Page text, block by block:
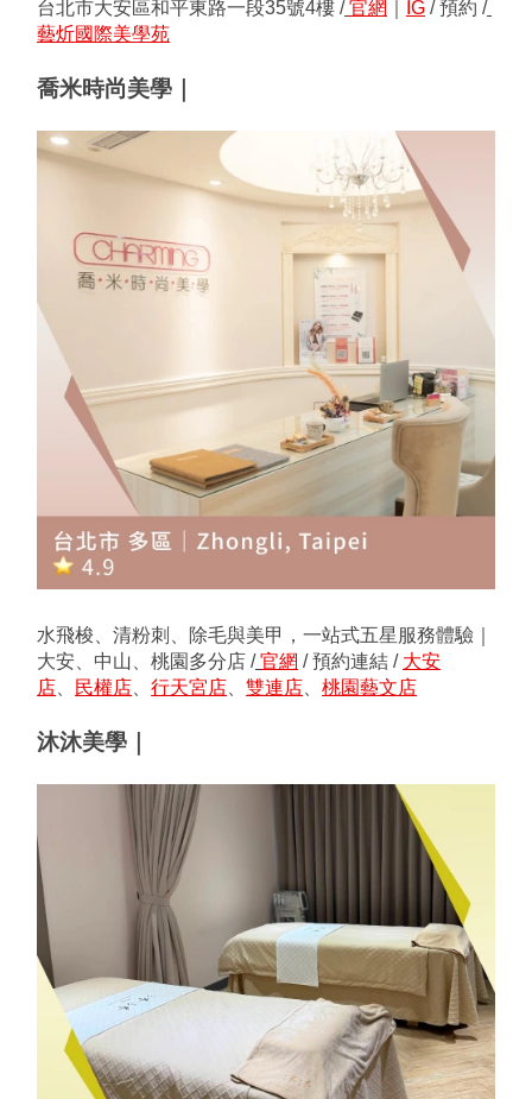
台北市大安區和平東路一段35號4樓 / 官網 IG / 預約 /
藝炘國際美學苑
喬米時尚美學｜
水飛梭、清粉刺、除毛與美甲，一站式五星服務體驗｜
大安、中山、桃園多分店 / 官網 / 預約連結 / ﻿﻿﻿﻿﻿﻿﻿﻿﻿﻿﻿﻿﻿﻿﻿﻿﻿﻿﻿﻿﻿﻿﻿﻿﻿﻿﻿﻿﻿﻿﻿﻿﻿﻿﻿﻿﻿﻿﻿﻿﻿﻿﻿﻿﻿﻿﻿ 大安
店
民權店 行天宮店 雙連店 桃園藝文店
沐沐美學｜